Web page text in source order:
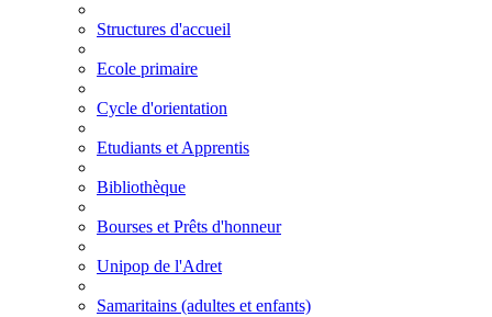
Structures d'accueil
Ecole primaire
Cycle d'orientation
Etudiants et Apprentis
Bibliothèque
Bourses et Prêts d'honneur
Unipop de l'Adret
Samaritains (adultes et enfants)